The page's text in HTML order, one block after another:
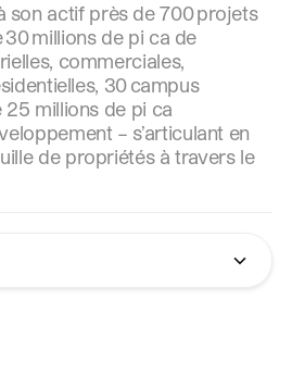
son actif près de 700 projets
millions de pi ca de
commerciales,
30 campus
millions de pi ca
– s’articulant en
de propriétés à travers le